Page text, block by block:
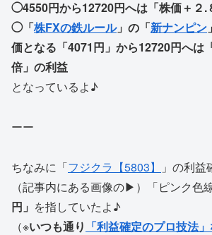
◯4550円から12720円へは「株価＋２.
◯「株FXの鉄ルール」の「新ナンピン
価となる「4071円」から12720円へは
倍」の利益
となっているよ♪
ーー
ちなみに「フジクラ【5803】
」の利益
（記事内にある画像の▶）「ピンク色
円」 を指していたよ♪
（※いつも通り 「利益確定のプロ技法